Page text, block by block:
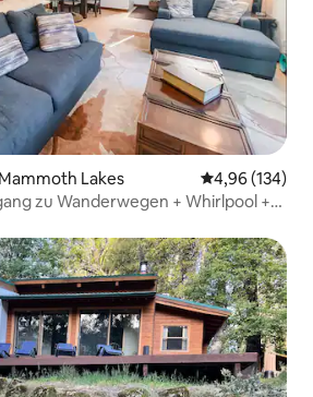
Lakes
4,96 (134)
zu Wanderwegen + Whirlpool +